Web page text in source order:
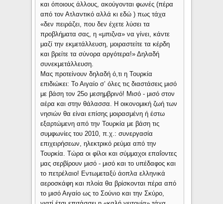
και όποιους άλλους, ακούγονται φωνές (πέρα
από τον Ατλαντικό αλλά κι εδώ ) πως τάχα
«δεν πειράζει, που δεν έχετε λύσει τα
προβλήματα σας, η «μπιζνα» να γίνει, κάντε
μαζί την εκμετάλλευση, μοιραστείτε τα κέρδη
και βρείτε τα σύνορα αργότερα!» Δηλαδή
συνεκμετάλλευση.
Μας προτείνουν δηλαδή ό,τι η Τουρκία
επιδιώκει: Το Αιγαίο σ’ όλες τις διαστάσεις μισό
με βάση τον 25ο μεσημβρινό! Μισό - μισό στον
αέρα και στην θάλασσα. Η οικονομική ζωή των
νησιών θα είναι επίσης μοιρασμένη ή έστω
εξαρτώμενη από την Τουρκία με βάση τις
συμφωνίες του 2010, π.χ.: συνεργασία
επιχειρήσεων, ηλεκτρικό ρεύμα από την
Τουρκία. Τώρα οι φίλοι και σύμμαχοι επαΐοντες
μας σερβίρουν μισό - μισό και το υπέδαφος και
το πετρέλαιο! Εντωμεταξύ άοπλα ελληνικά
αεροσκάφη και πλοία θα βρίσκονται πέρα από
το μισό Αιγαίο ως το Σούνιο και την Σκύρο,